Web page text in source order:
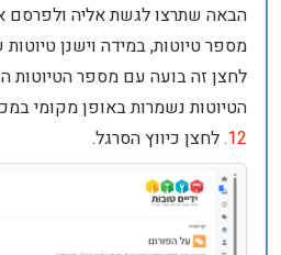
הבאה שתרצו לגשת אליה ולפרסם
מספר טיוטות, במידה וישנן
לחצן זה בועה עם מספר הטיוטות
הטיוטות נשמרות באופן מקומי
12. לחצן כיווץ הסרגל.